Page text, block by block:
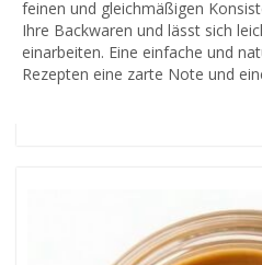
feinen und gleichmäßigen
Ihre Backwaren und lässt sich
einarbeiten. Eine einfache und
Rezepten eine zarte Note und